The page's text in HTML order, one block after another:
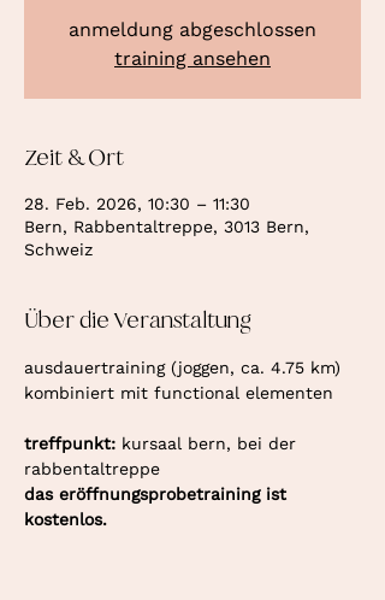
anmeldung abgeschlossen
training ansehen
Zeit & Ort
28. Feb. 2026, 10:30 – 11:30
Bern, Rabbentaltreppe, 3013 Bern,
Schweiz
Über die Veranstaltung
ausdauertraining (joggen, ca. 4.75 km)
kombiniert mit functional elementen
treffpunkt: kursaal bern, bei der
rabbentaltreppe
das eröffnungsprobetraining ist
kostenlos.